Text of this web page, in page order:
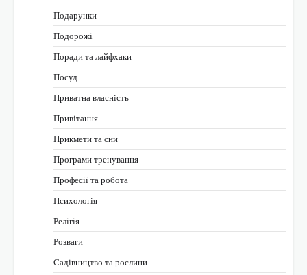
Подарунки
Подорожі
Поради та лайфхаки
Посуд
Приватна власність
Привітання
Прикмети та сни
Програми тренування
Професії та робота
Психологія
Релігія
Розваги
Садівництво та рослини